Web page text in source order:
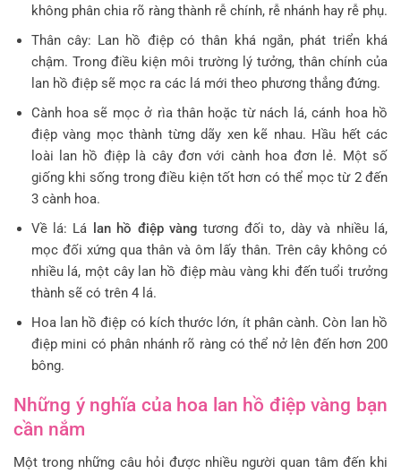
không phân chia rõ ràng thành rễ chính, rễ nhánh hay rễ phụ.
Thân cây: Lan hồ điệp có thân khá ngắn, phát triển khá
chậm. Trong điều kiện môi trường lý tưởng, thân chính của
lan hồ điệp sẽ mọc ra các lá mới theo phương thẳng đứng.
Cành hoa sẽ mọc ở rìa thân hoặc từ nách lá, cánh hoa hồ
điệp vàng mọc thành từng dãy xen kẽ nhau. Hầu hết các
loài lan hồ điệp là cây đơn với cành hoa đơn lẻ. Một số
giống khi sống trong điều kiện tốt hơn có thể mọc từ 2 đến
3 cành hoa.
Về lá: Lá
lan hồ điệp vàng tương đối to, dày và nhiều lá,
mọc đối xứng qua thân và ôm lấy thân. Trên cây không có
nhiều lá, một cây lan hồ điệp màu vàng khi đến tuổi trưởng
thành sẽ có trên 4 lá.
Hoa lan hồ điệp có kích thước lớn, ít phân cành. Còn lan hồ
điệp mini có phân nhánh rõ ràng có thể nở lên đến hơn 200
bông.
Những ý nghĩa của hoa lan hồ điệp vàng bạn
cần nắm
Một trong những câu hỏi được nhiều người quan tâm đến khi